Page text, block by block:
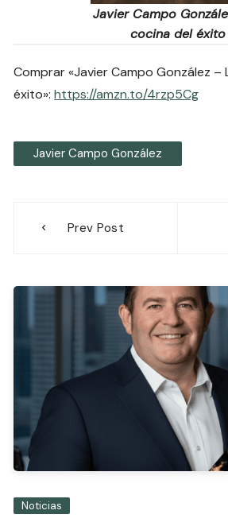
Javier Campo
cocina del éxito
Comprar «Javier Campo González –
éxito»:https://amzn.to/4rzp5Cg
Javier Campo González
Prev Post
Noticias